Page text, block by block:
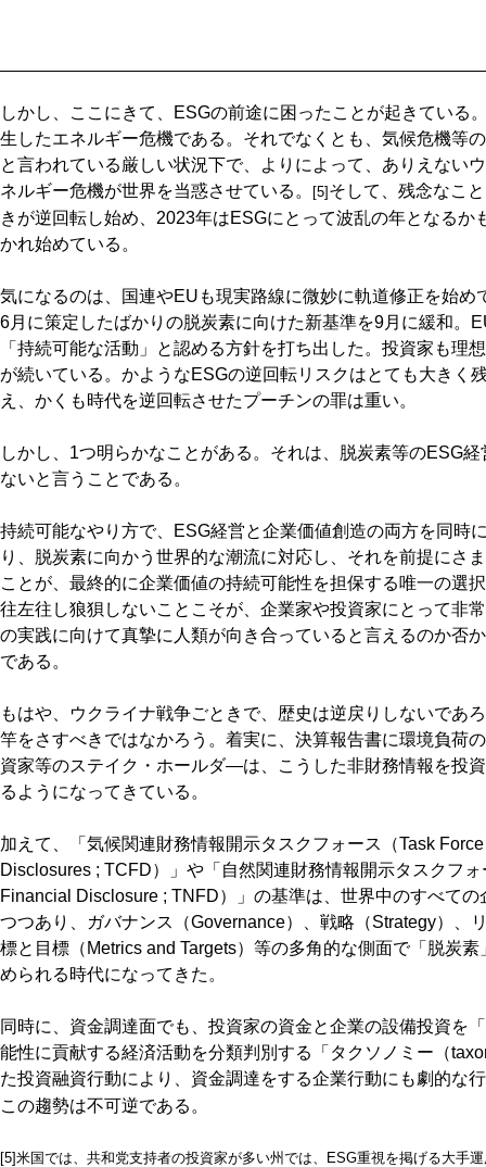
しかし、ここにきて、ESGの前途に困ったことが起きている
生したエネルギー危機である。それでなくとも、気候危機等
と言われている厳しい状況下で、よりによって、ありえない
ネルギー危機が世界を当惑させている。
[5]そして、残念なこ
きが逆回転し始め、2023年はESGにとって波乱の年となるか
かれ始めている。
気になるのは、国連やEUも現実路線に微妙に軌道修正を始
6月に策定したばかりの脱炭素に向けた新基準を9月に緩和。
「持続可能な活動」と認める方針を打ち出した。投資家も理
が続いている。かようなESGの逆回転リスクはとても大きく
え、かくも時代を逆回転させたプーチンの罪は重い。
しかし、1つ明らかなことがある。それは、脱炭素等のESG
ないと言うことである。
持続可能なやり方で、ESG経営と企業価値創造の両方を同時
り、脱炭素に向かう世界的な潮流に対応し、それを前提にさ
ことが、最終的に企業価値の持続可能性を担保する唯一の選
往左往し狼狽しないことこそが、企業家や投資家にとって非
の実践に向けて真摯に人類が向き合っていると言えるのか否
である。
もはや、ウクライナ戦争ごときで、歴史は逆戻りしないであ
竿をさすべきではなかろう。着実に、決算報告書に環境負荷
資家等のステイク・ホールダ―は、こうした非財務情報を投
るようになってきている。
加えて、「気候関連財務情報開示タスクフォース（Task
Disclosures ; TCFD）」や「自然関連財務情報開示タスクフ
Financial Disclosure ; TNFD）」の基準は、世界中のすべて
つつあり、ガバナンス（Governance）、戦略（Strategy）、
標と目標（Metrics and Targets）等の多角的な側面で「脱炭
められる時代になってきた。
同時に、資金調達面でも、投資家の資金と企業の設備投資を
能性に貢献する経済活動を分類判別する「タクソノミー（
た投資融資行動により、資金調達をする企業行動にも劇的な
この趨勢は不可逆である。
[5]米国では、共和党支持者の投資家が多い州では、ESG重視を掲げる大手